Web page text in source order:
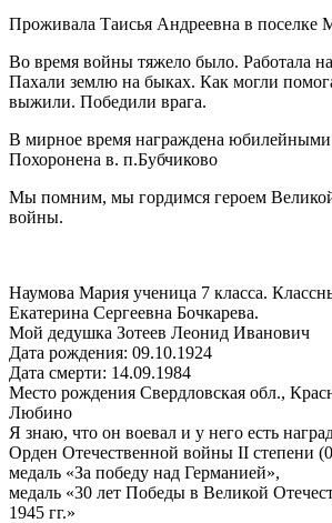
Проживала Таисья Андреевна в поселке
Во время войны тяжело было. Работала на
Пахали землю на быках. Как могли
выжили. Победили врага.
В мирное время награждена
Похоронена в. п.Бубчиково
Мы помним, мы гордимся героем
войны.
Наумова Мария ученица 7 класса.
Екатерина Сергеевна Бочкарева.
Мой дедушка Зотеев Леонид Иванович
Дата рождения: 09.10.1924
Дата смерти: 14.09.1984
Место рождения Свердловская обл.,
Любино
Я знаю, что он воевал и у него есть
Орден Отечественной войны II степени
медаль «За победу над Германией»,
медаль «30 лет Победы в Великой
1945 гг.»